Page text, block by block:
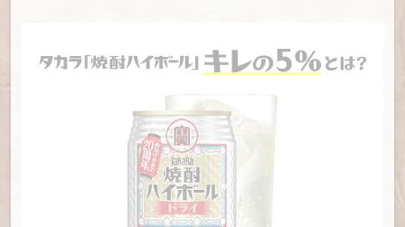
感溢れる大阪・阿倍野の角打ち
「ちっさなわしらの酒屋」と客が熱
烈支持する大阪・曽根崎の店
【神奈川「赤荻酒店」】買い物がてらに1杯やれる 地
域に根ざす川崎・鶴川の角打ち
【東京「ふじや酒店」】住宅街に灯る店灯りは父の遺
志 家族で守る東京・田無の角打ち